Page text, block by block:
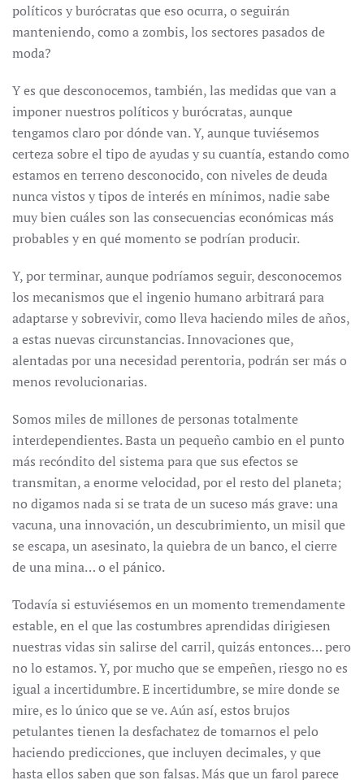
políticos y burócratas que eso ocurra, o seguirán
manteniendo, como a zombis, los sectores pasados de
moda?
Y es que desconocemos, también, las medidas que van a
imponer nuestros políticos y burócratas, aunque
tengamos claro por dónde van. Y, aunque tuviésemos
certeza sobre el tipo de ayudas y su cuantía, estando como
estamos en terreno desconocido, con niveles de deuda
nunca vistos y tipos de interés en mínimos, nadie sabe
muy bien cuáles son las consecuencias económicas más
probables y en qué momento se podrían producir.
Y, por terminar, aunque podríamos seguir, desconocemos
los mecanismos que el ingenio humano arbitrará para
adaptarse y sobrevivir, como lleva haciendo miles de años,
a estas nuevas circunstancias. Innovaciones que,
alentadas por una necesidad perentoria, podrán ser más o
menos revolucionarias.
Somos miles de millones de personas totalmente
interdependientes. Basta un pequeño cambio en el punto
más recóndito del sistema para que sus efectos se
transmitan, a enorme velocidad, por el resto del planeta;
no digamos nada si se trata de un suceso más grave: una
vacuna, una innovación, un descubrimiento, un misil que
se escapa, un asesinato, la quiebra de un banco, el cierre
de una mina… o el pánico.
Todavía si estuviésemos en un momento tremendamente
estable, en el que las costumbres aprendidas dirigiesen
nuestras vidas sin salirse del carril, quizás entonces… pero
no lo estamos. Y, por mucho que se empeñen, riesgo no es
igual a incertidumbre. E incertidumbre, se mire donde se
mire, es lo único que se ve. Aún así, estos brujos
petulantes tienen la desfachatez de tomarnos el pelo
haciendo predicciones, que incluyen decimales, y que
hasta ellos saben que son falsas. Más que un farol parece